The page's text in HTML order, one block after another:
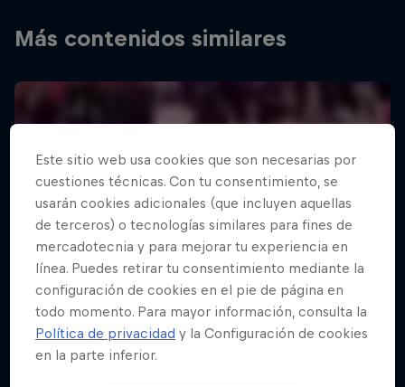
Más contenidos similares
Este sitio web usa cookies que son necesarias por
cuestiones técnicas. Con tu consentimiento, se
usarán cookies adicionales (que incluyen aquellas
de terceros) o tecnologías similares para fines de
mercadotecnia y para mejorar tu experiencia en
línea. Puedes retirar tu consentimiento mediante la
configuración de cookies en el pie de página en
todo momento. Para mayor información, consulta la
Política de privacidad y la Configuración de cookies
en la parte inferior.